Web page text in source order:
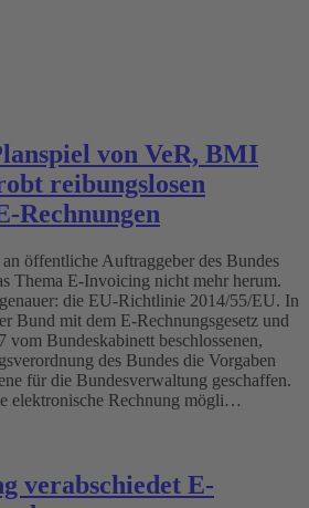
von VeR, BMI
reibungslosen
Rechnungen
öffentliche Auftraggeber des Bundes
Thema E-Invoicing nicht mehr herum.
die EU-Richtlinie 2014/55/EU. In
Bund mit dem E-Rechnungsgesetz und
vom Bundeskabinett beschlossenen,
des Bundes die Vorgaben
für die Bundesverwaltung geschaffen.
elektronische Rechnung mögli…
verabschiedet E-